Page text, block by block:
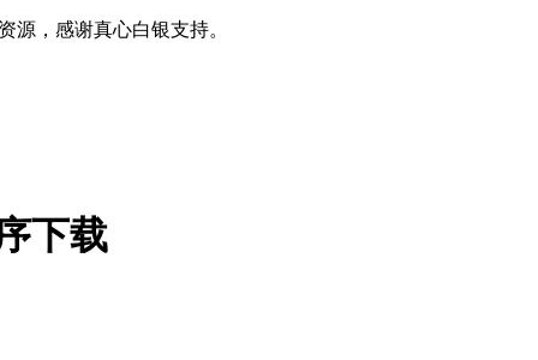
源，感谢真心白银支持。
下载